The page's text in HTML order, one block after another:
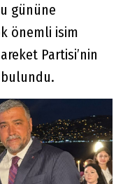
gününe
önemli isim
Partisi’nin